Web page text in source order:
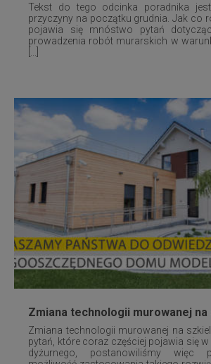
Tekst do tego odcinka poradnika
przyczyny na początku grudnia. Jak co
pojawia się mnóstwo pytań
prowadzenia robót murarskich w
Zmiana technologii murowanej
Zmiana technologii murowanej na
pytań, które coraz częściej pojawia się
dyżurnego, postanowiliśmy więc